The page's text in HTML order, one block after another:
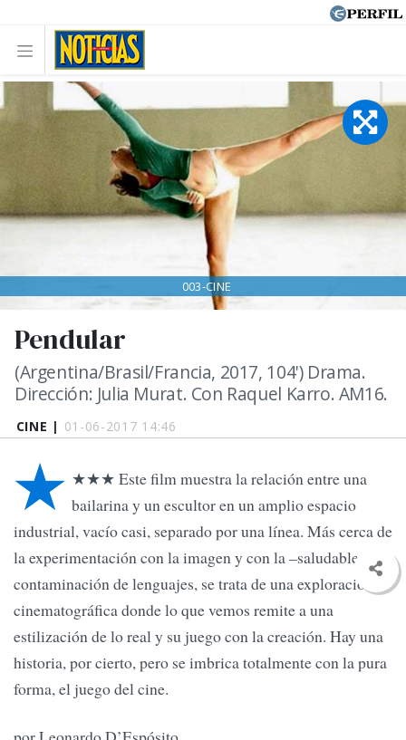
CINE | 01-06-2017 14:46
Pendular
(Argentina/Brasil/Francia, 2017, 104') Drama.
Dirección: Julia Murat. Con Raquel Karro. AM16.
003-CINE
★ ★★★ Este film muestra la relación entre una
bailarina y un escultor en un amplio espacio
industrial, vacío casi, separado por una línea. Más cerca de
la experimentación con la imagen y con la –saludable–
contaminación de lenguajes, se trata de una exploración
cinematográfica donde lo que vemos remite a una
estilización de lo real y su juego con la creación. Hay una
historia, por cierto, pero se imbrica totalmente con la pura
forma, el juego del cine.